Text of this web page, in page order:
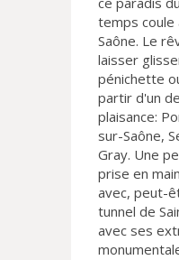
temps coule
Saône. Le
laisser
pénichette
partir d'un
plaisance:
sur-Saône,
Gray. Une
prise en
avec, peut-
tunnel de
avec ses